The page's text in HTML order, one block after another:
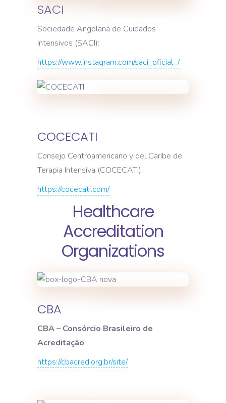
SACI
Sociedade Angolana de Cuidados
Intensivos (SACI):
https://www.instagram.com/saci_oficial_/
COCECATI
Consejo Centroamericano y del Caribe de
Terapia Intensiva (COCECATI):
https://cocecati.com/
Healthcare
Accreditation
Organizations
CBA
CBA – Consórcio Brasileiro de
Acreditação
https://cbacred.org.br/site/